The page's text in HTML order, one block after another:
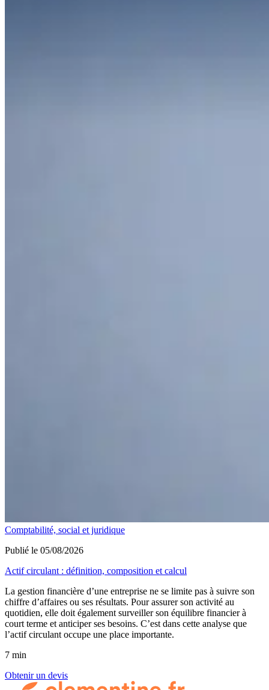
Comptabilité, social et juridique
Publié le 05/08/2026
Actif circulant : définition, composition et calcul
La gestion financière d’une entreprise ne se limite pas à suivre son
chiffre d’affaires ou ses résultats. Pour assurer son activité au
quotidien, elle doit également surveiller son équilibre financier à
court terme et anticiper ses besoins. C’est dans cette analyse que
l’actif circulant occupe une place importante.
7 min
Obtenir un devis